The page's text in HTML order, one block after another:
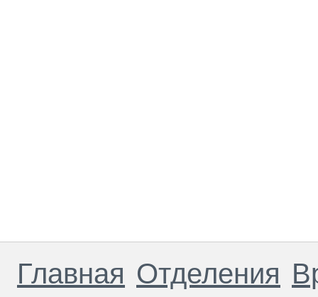
Главная Отделения